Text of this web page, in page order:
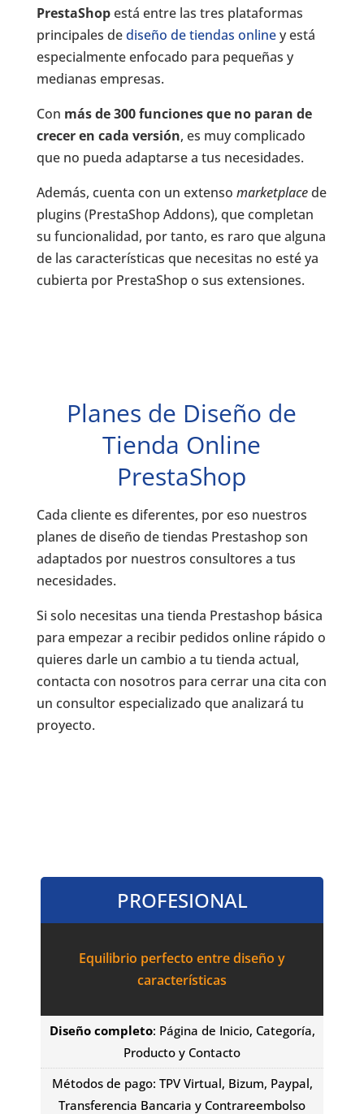
PrestaShopestá entre las tres plataformas
principales dediseño de tiendas onliney está
especialmente enfocado para pequeñas y
medianas empresas.
Con más de 300 funciones que no paran de
crecer en cada versión, es muy complicado
que no pueda adaptarse a tus necesidades.
Además, cuenta con un extenso marketplacede
plugins (PrestaShop Addons), que completan
su funcionalidad, por tanto, es raro que alguna
de las características que necesitas no esté ya
cubierta por PrestaShop o sus extensiones.
Planes de Diseño de
Tienda Online
PrestaShop
Cada cliente es diferentes, por eso nuestros
planes de diseño de tiendas Prestashop son
adaptados por nuestros consultores a tus
necesidades.
Si solo necesitas una tienda Prestashop básica
para empezar a recibir pedidos online rápido o
quieres darle un cambio a tu tienda actual,
contacta con nosotros para cerrar una cita con
un consultor especializado que analizará tu
proyecto.
PROFESIONAL
Equilibrio perfecto entre diseño y
características
Diseño completo: Página de Inicio, Categoría,
Producto y Contacto
Métodos de pago: TPV Virtual, Bizum, Paypal,
Transferencia Bancaria y Contrareembolso